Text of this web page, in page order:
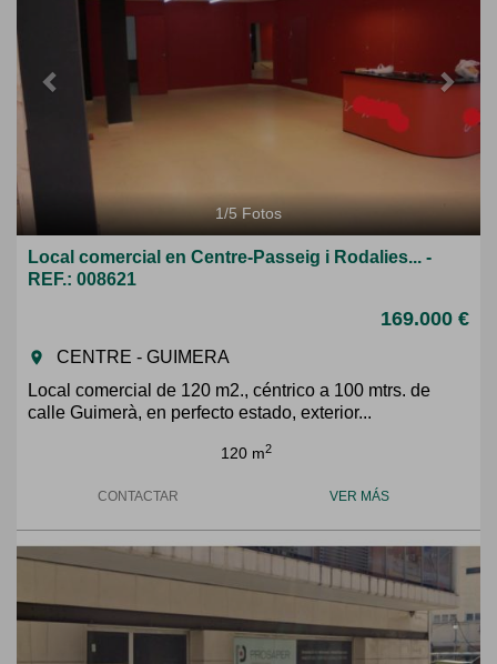
1/5Fotos
Local comercial en Centre-Passeig i Rodalies... -
REF.: 008621
169.000 €
room
CENTRE - GUIMERA
Local comercial de 120 m2., céntrico a 100 mtrs. de
calle Guimerà, en perfecto estado, exterior...
120 m2
CONTACTAR VER MÁS
Previous Next